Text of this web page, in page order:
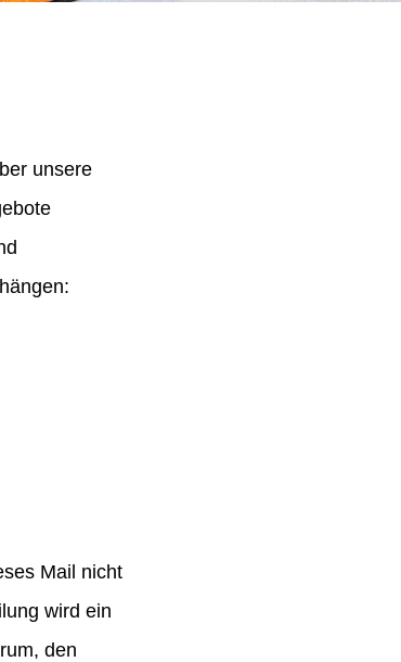
unsere
Mail nicht
wird ein
den